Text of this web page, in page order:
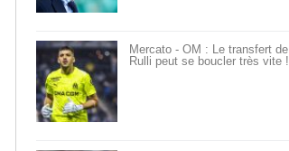
Mercato - OM : Le transfert de
Rulli peut se boucler très vite !